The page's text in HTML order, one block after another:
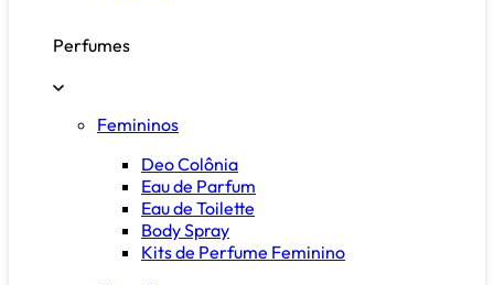
Perfumes
Femininos
Deo Colônia
Eau de Parfum
Eau de Toilette
Body Spray
Kits de Perfume Feminino